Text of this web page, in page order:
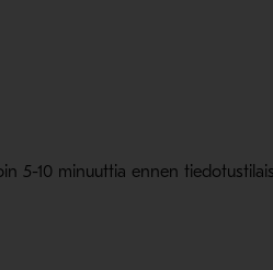
5-10 minuuttia ennen